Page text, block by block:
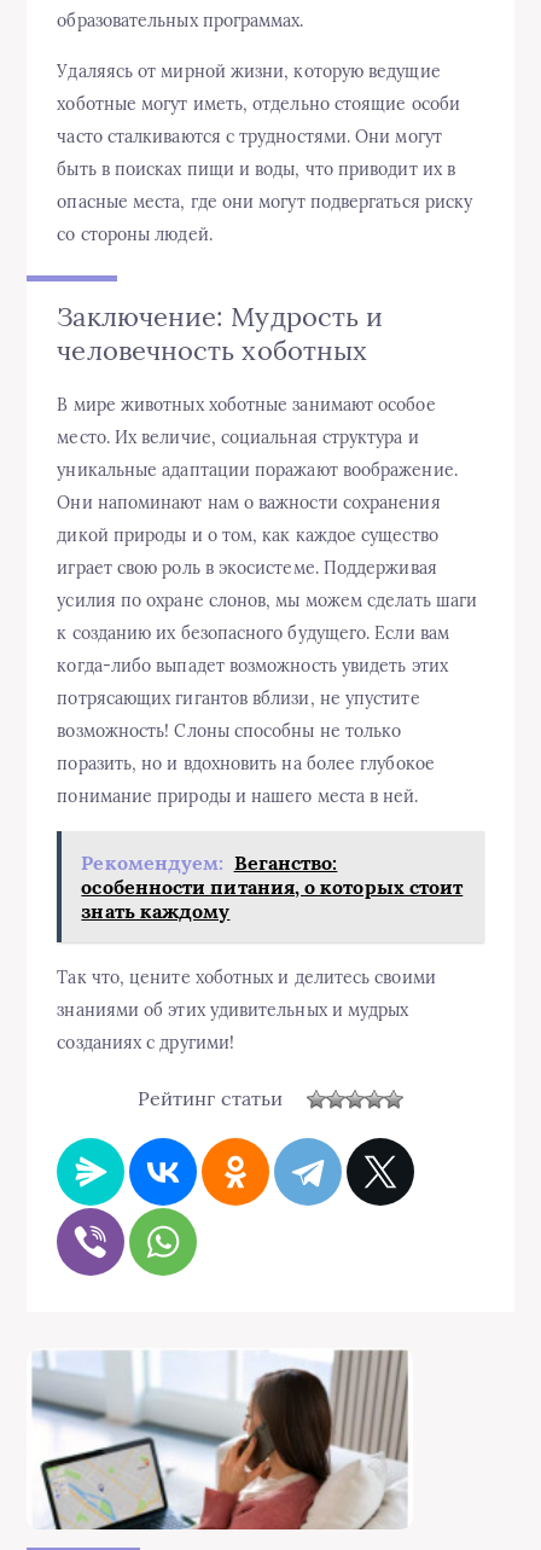
образовательных программах.
Удаляясь от мирной жизни, которую ведущие
хоботные могут иметь, отдельно стоящие особи
часто сталкиваются с трудностями. Они могут
быть в поисках пищи и воды, что приводит их в
опасные места, где они могут подвергаться риску
со стороны людей.
Заключение: Мудрость и
человечность хоботных
В мире животных хоботные занимают особое
место. Их величие, социальная структура и
уникальные адаптации поражают воображение.
Они напоминают нам о важности сохранения
дикой природы и о том, как каждое существо
играет свою роль в экосистеме. Поддерживая
усилия по охране слонов, мы можем сделать шаги
к созданию их безопасного будущего. Если вам
когда-либо выпадет возможность увидеть этих
потрясающих гигантов вблизи, не упустите
возможность! Слоны способны не только
поразить, но и вдохновить на более глубокое
понимание природы и нашего места в ней.
Рекомендуем: Веганство:
особенности питания, о которых стоит
знать каждому
Так что, цените хоботных и делитесь своими
знаниями об этих удивительных и мудрых
созданиях с другими!
Рейтинг статьи